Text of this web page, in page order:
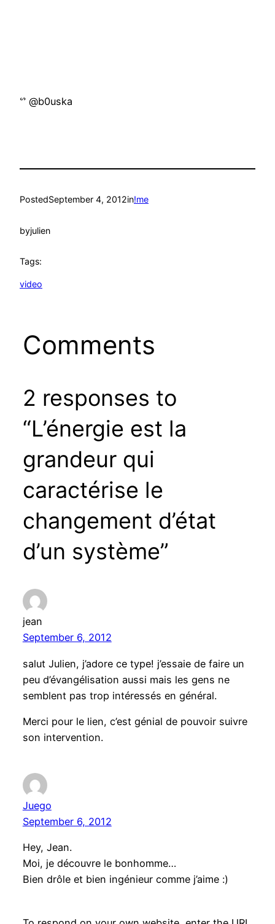
ᔥ @b0uska
PostedSeptember 4, 2012in!me
byjulien
Tags:
video
Comments
2 responses to
“L’énergie est la
grandeur qui
caractérise le
changement d’état
d’un système”
jean
September 6, 2012
salut Julien, j’adore ce type! j’essaie de faire un
peu d’évangélisation aussi mais les gens ne
semblent pas trop intéressés en général.
Merci pour le lien, c’est génial de pouvoir suivre
son intervention.
Juego
September 6, 2012
Hey, Jean.
Moi, je découvre le bonhomme…
Bien drôle et bien ingénieur comme j’aime :)